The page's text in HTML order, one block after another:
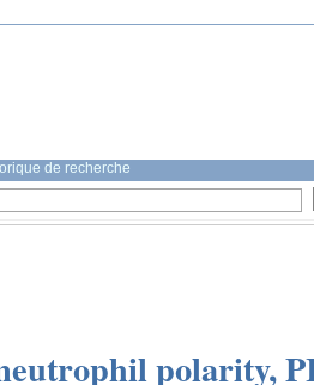
de recherche
polarity,